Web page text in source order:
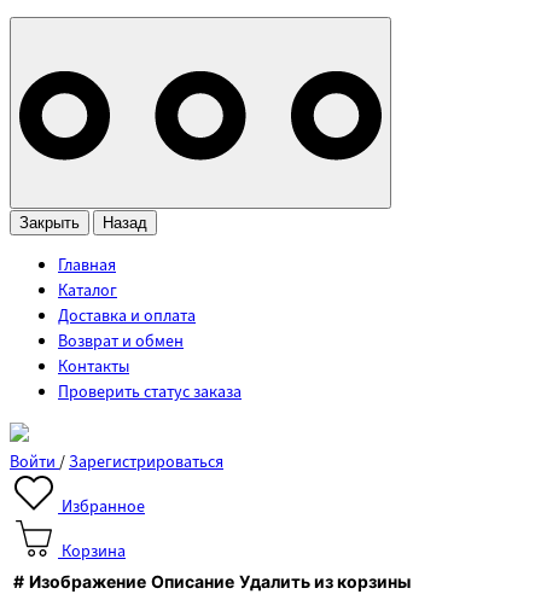
Закрыть Назад
Главная
Каталог
Доставка и оплата
Возврат и обмен
Контакты
Проверить статус заказа
Войти/Зарегистрироваться
Избранное
Корзина
# Изображение Описание Удалить из корзины